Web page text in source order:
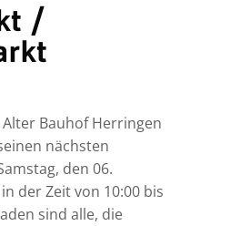
/
Bauhof Herringen
nächsten
den 06.
der Zeit von 10:00 bis
sind alle, die